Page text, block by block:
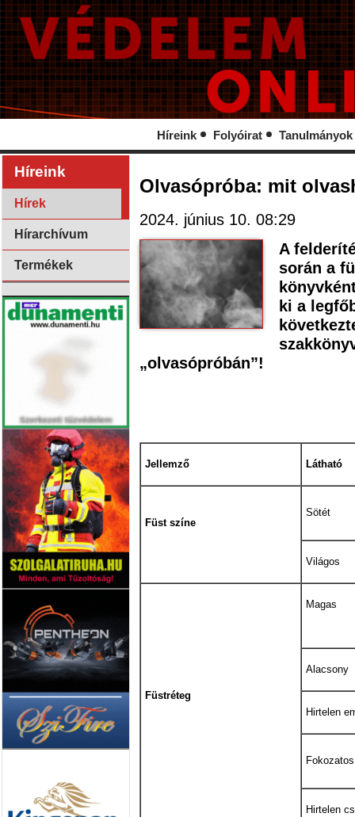
Híreink Folyóirat Tanulmányok
Híreink
Hírek
Hírarchívum
Termékek
Olvasópróba: mit
2024. június 10. 08:29
A
során a
ki a
„olvasópróbán”!
Jellemző Látható
Füst színe
Sötét
Világos
Füstréteg
Magas
Alacsony
Hirtelen
Hirtelen